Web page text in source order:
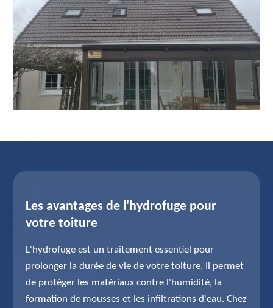
Les avantages de l'hydrofuge pour
votre toiture
L'hydrofuge est un traitement essentiel pour
prolonger la durée de vie de votre toiture. Il permet
de protéger les matériaux contre l'humidité, la
formation de mousses et les infiltrations d'eau. Chez